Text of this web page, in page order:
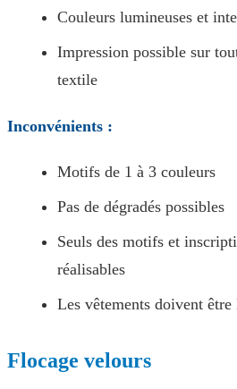
Couleurs lumineuses et
Impression possible sur
textile
Inconvénients :
Motifs de 1 à 3 couleurs
Pas de dégradés possibles
Seuls des motifs et
réalisables
Les vêtements doivent
Flocage velours